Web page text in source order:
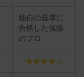
独自の基準に
合格した保険
のプロ
★★★★☆